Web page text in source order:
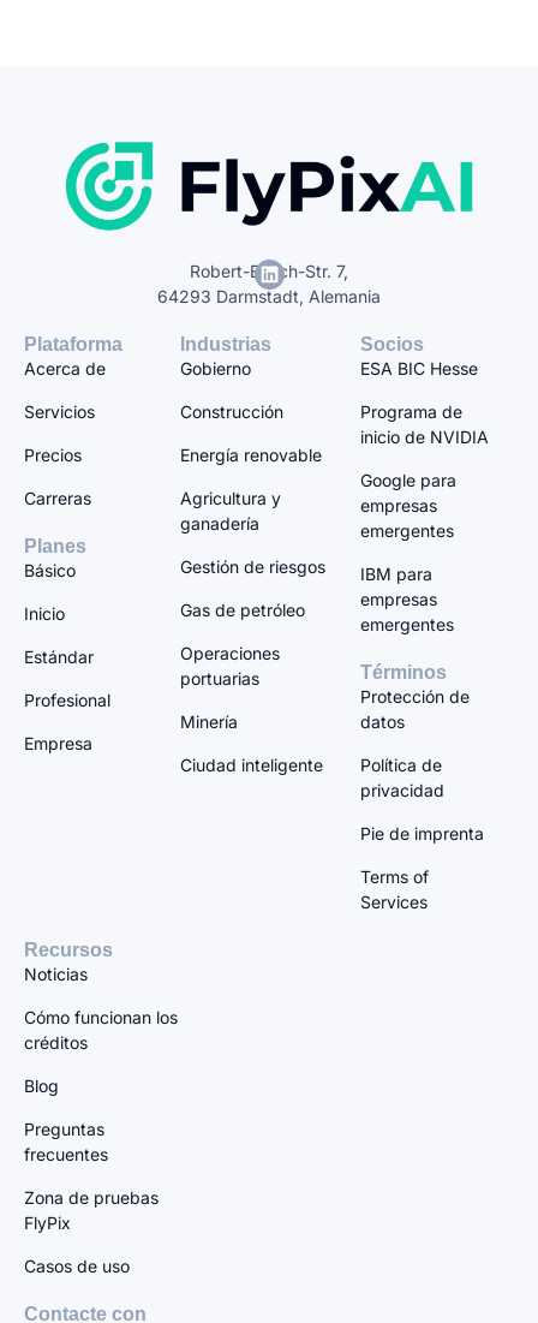
Robert-Bosch-Str. 7,
64293 Darmstadt, Alemania
Plataforma
Acerca de
Servicios
Precios
Carreras
Planes
Básico
Inicio
Estándar
Profesional
Empresa
Industrias
Gobierno
Construcción
Energía renovable
Agricultura y
ganadería
Gestión de riesgos
Gas de petróleo
Operaciones
portuarias
Minería
Ciudad inteligente
Socios
ESA BIC Hesse
Programa de
inicio de NVIDIA
Google para
empresas
emergentes
IBM para
empresas
emergentes
Términos
Protección de
datos
Política de
privacidad
Pie de imprenta
Terms of
Services
Recursos
Noticias
Cómo funcionan los
créditos
Blog
Preguntas
frecuentes
Zona de pruebas
FlyPix
Casos de uso
Contacte con